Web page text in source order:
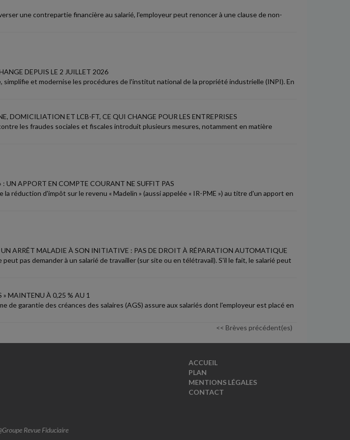
une contrepartie financière au salarié, l'employeur peut renoncer à une clause de non-
DEPUIS LE 2 JUILLET 2026
simplifie et modernise les procédures de l'institut national de la propriété industrielle (INPI). En
DOMICILIATION ET LCB-FT, CE QUI CHANGE POUR LES ENTREPRISES
les fraudes sociales et fiscales introduit plusieurs mesures, notamment en matière
UN APPORT EN COMPTE COURANT NE SUFFIT PAS
réduction d'impôt sur le revenu « Madelin » (aussi appelée « IR-PME ») au titre d'un apport en
ARRÊT MALADIE À SON INITIATIVE : PAS DE DROIT À RÉPARATION AUTOMATIQUE
peut pas demander à un salarié de travailler (sur site ou en télétravail). S'il le fait, le salarié peut
MAINTENU À 0,25 % AU 1
de garantie des créances des salaires (AGS) assure aux salariés dont l'employeur est placé en
<< Brèves précédent(es)
ACCUEIL
PLAN
MENTIONS LÉGALES
CONTACT
Revue Fiduciaire